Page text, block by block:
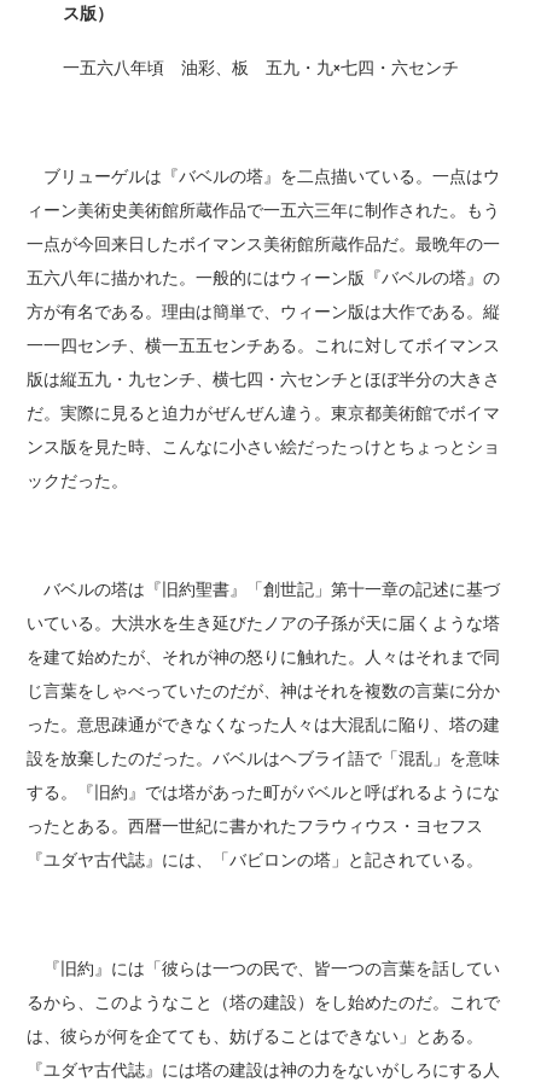
ス版）
一五六八年頃 油彩、板 五九・九×七四・六センチ
ブリューゲルは『バベルの塔』を二点描いている。一点はウ
ィーン美術史美術館所蔵作品で一五六三年に制作された。もう
一点が今回来日したボイマンス美術館所蔵作品だ。最晩年の一
五六八年に描かれた。一般的にはウィーン版『バベルの塔』の
方が有名である。理由は簡単で、ウィーン版は大作である。縦
一一四センチ、横一五五センチある。これに対してボイマンス
版は縦五九・九センチ、横七四・六センチとほぼ半分の大きさ
だ。実際に見ると迫力がぜんぜん違う。東京都美術館でボイマ
ンス版を見た時、こんなに小さい絵だったっけとちょっとショ
ックだった。
バベルの塔は『旧約聖書』「創世記」第十一章の記述に基づ
いている。大洪水を生き延びたノアの子孫が天に届くような塔
を建て始めたが、それが神の怒りに触れた。人々はそれまで同
じ言葉をしゃべっていたのだが、神はそれを複数の言葉に分か
った。意思疎通ができなくなった人々は大混乱に陥り、塔の建
設を放棄したのだった。バベルはヘブライ語で「混乱」を意味
する。『旧約』では塔があった町がバベルと呼ばれるようにな
ったとある。西暦一世紀に書かれたフラウィウス・ヨセフス
『ユダヤ古代誌』には、「バビロンの塔」と記されている。
『旧約』には「彼らは一つの民で、皆一つの言葉を話してい
るから、このようなこと（塔の建設）をし始めたのだ。これで
は、彼らが何を企てても、妨げることはできない」とある。
『ユダヤ古代誌』には塔の建設は神の力をないがしろにする人